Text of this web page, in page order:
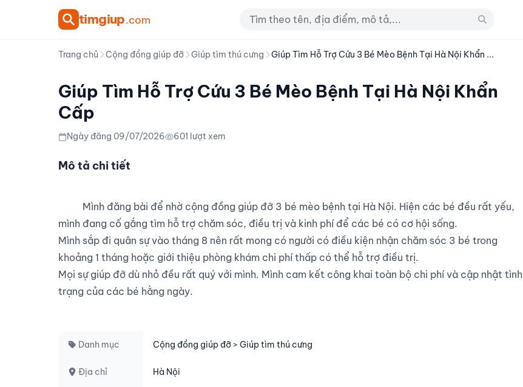
timgiup.com
Trang chủ Cộng đồng giúp đỡ Giúp tìm thú cưng Giúp Tìm Hỗ Trợ Cứu 3 Bé Mèo Bệnh Tại Hà Nội Khẩn ...
Giúp Tìm Hỗ Trợ Cứu 3 Bé Mèo Bệnh Tại Hà Nội Khẩn
Cấp
Ngày đăng 09/07/2026 601 lượt xem
Mô tả chi tiết
mình đang cố gắng tìm hỗ trợ chăm sóc, điều trị và kinh phí để các bé có cơ hội sống.
Mình sắp đi quân sự vào tháng 8 nên rất mong có người có điều kiện nhận chăm sóc 3 bé trong
khoảng 1 tháng hoặc giới thiệu phòng khám chi phí thấp có thể hỗ trợ điều trị.
Mọi sự giúp đỡ dù nhỏ đều rất quý với mình. Mình cam kết công khai toàn bộ chi phí và cập nhật tình
trạng của các bé hằng ngày.
Danh mục Cộng đồng giúp đỡ > Giúp tìm thú cưng
Địa chỉ Hà Nội